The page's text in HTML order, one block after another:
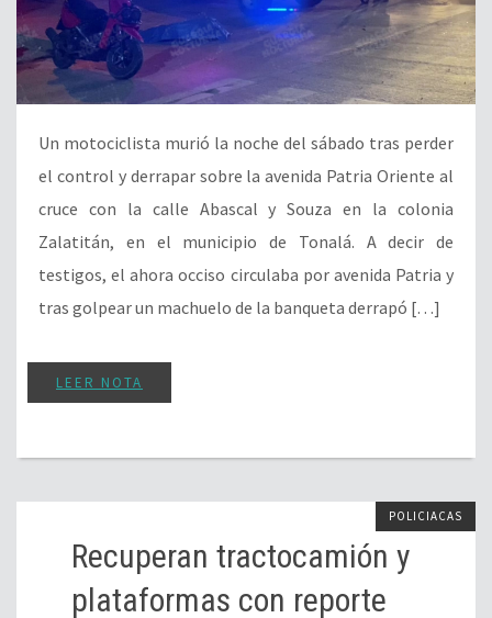
Un motociclista murió la noche del sábado tras perder
el control y derrapar sobre la avenida Patria Oriente al
cruce con la calle Abascal y Souza en la colonia
Zalatitán, en el municipio de Tonalá. A decir de
testigos, el ahora occiso circulaba por avenida Patria y
tras golpear un machuelo de la banqueta derrapó […]
LEER NOTA
POLICIACAS
Recuperan tractocamión y
plataformas con reporte